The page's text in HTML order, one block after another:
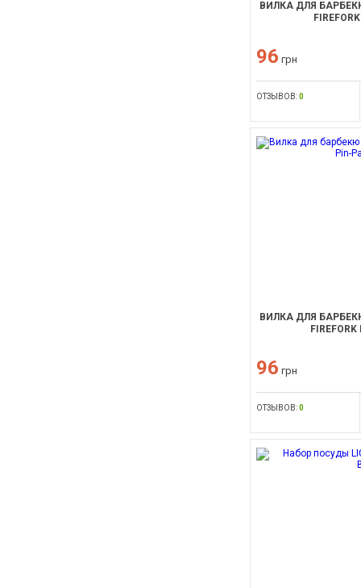
ВИЛКА ДЛЯ БАРБЕКЮ
96 грн
ОТЗЫВОВ:0
ВИЛКА ДЛЯ БАРБЕКЮ
96 грн
ОТЗЫВОВ:0